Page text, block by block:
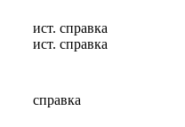
ист. справка
ист. справка
справка